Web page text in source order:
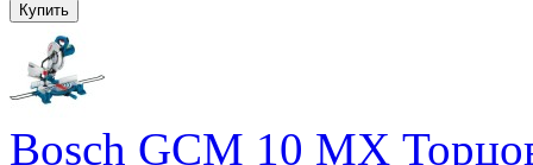
Bosch GCM 10 MX